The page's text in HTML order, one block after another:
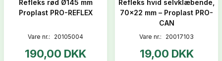
Refleks rød Ø145 mm
Proplast PRO-REFLEX
Vare nr.: 20105004
190,00 DKK
Refleks hvid selvklæbende,
70x22 mm – Proplast PRO-
CAN
Vare nr.: 20017103
19,00 DKK